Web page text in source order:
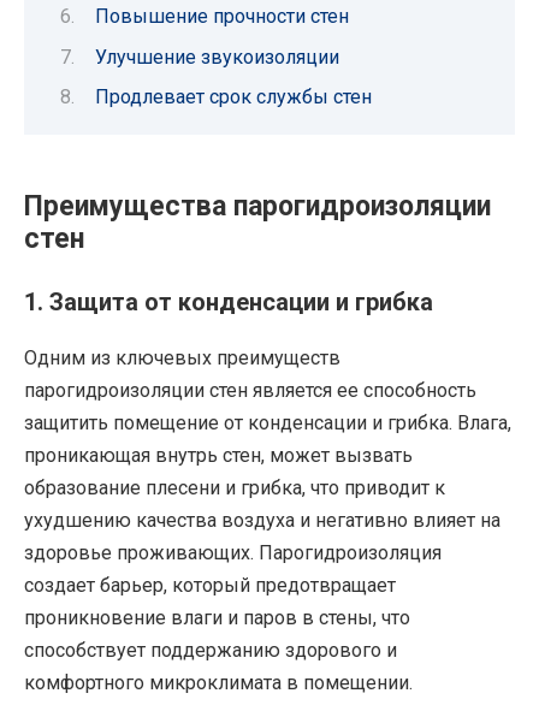
Повышение прочности стен
Улучшение звукоизоляции
Продлевает срок службы стен
Преимущества парогидроизоляции
стен
1. Защита от конденсации и грибка
Одним из ключевых преимуществ
парогидроизоляции стен является ее способность
защитить помещение от конденсации и грибка. Влага,
проникающая внутрь стен, может вызвать
образование плесени и грибка, что приводит к
ухудшению качества воздуха и негативно влияет на
здоровье проживающих. Парогидроизоляция
создает барьер, который предотвращает
проникновение влаги и паров в стены, что
способствует поддержанию здорового и
комфортного микроклимата в помещении.